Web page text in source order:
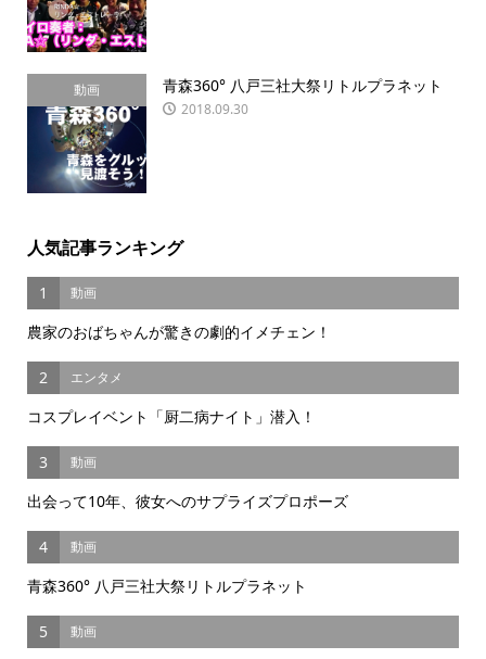
動画 青森360° 八戸三社大祭リトルプラネット
2018.09.30
人気記事ランキング
1 動画
農家のおばちゃんが驚きの劇的イメチェン！
2 エンタメ
コスプレイベント「厨二病ナイト」潜入！
3 動画
出会って10年、彼女へのサプライズプロポーズ
4 動画
青森360° 八戸三社大祭リトルプラネット
5 動画